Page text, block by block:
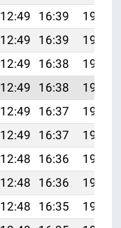
12:49 16:39
19:53
12:49 16:39
19:52
12:49 16:38
19:50
12:49 16:38
19:49
12:49 16:37
19:48
12:49 16:37
19:47
12:48 16:36
19:46
12:48 16:36
19:44
12:48 16:35
19:43